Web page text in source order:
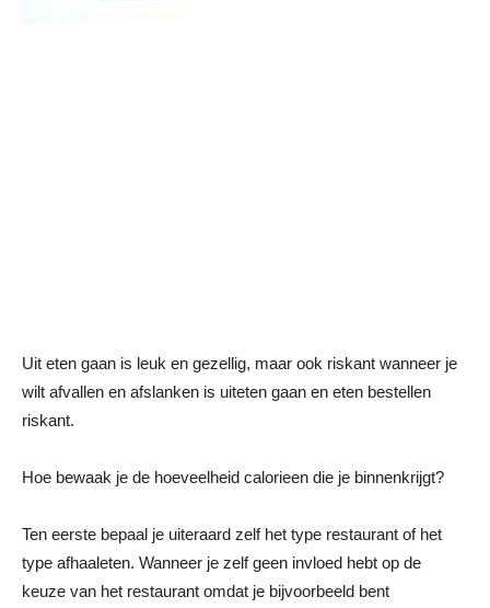
Uit eten gaan is leuk en gezellig, maar ook riskant wanneer je
wilt afvallen en afslanken is uiteten gaan en eten bestellen
riskant.
Hoe bewaak je de hoeveelheid calorieen die je binnenkrijgt?
Ten eerste bepaal je uiteraard zelf het type restaurant of het
type afhaaleten. Wanneer je zelf geen invloed hebt op de
keuze van het restaurant omdat je bijvoorbeeld bent